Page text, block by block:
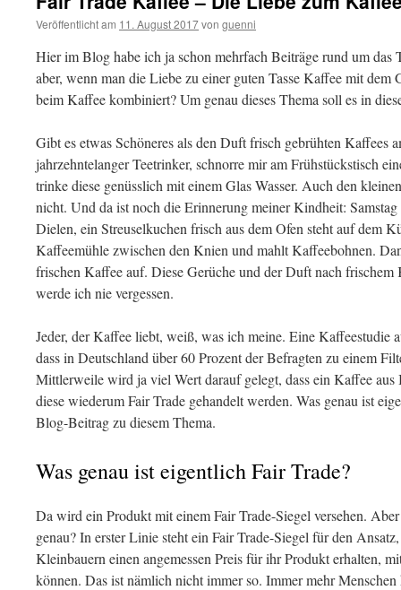
Veröffentlicht am 11. August 2017von guenni
Hier im Blog habe ich ja schon mehrfach Beiträge rund um das
aber, wenn man die Liebe zu einer guten Tasse Kaffee mit dem
beim Kaffee kombiniert? Um genau dieses Thema soll es in
Gibt es etwas Schöneres als den Duft frisch gebrühten Kaffees
jahrzehntelanger Teetrinker, schnorre mir am Frühstückstisch
trinke diese genüsslich mit einem Glas Wasser. Auch den
nicht. Und da ist noch die Erinnerung meiner Kindheit:
Dielen, ein Streuselkuchen frisch aus dem Ofen steht auf dem
Kaffeemühle zwischen den Knien und mahlt Kaffeebohnen.
frischen Kaffee auf. Diese Gerüche und der Duft nach
werde ich nie vergessen.
Jeder, der Kaffee liebt, weiß, was ich meine. Eine Kaffeestudie
dass in Deutschland über 60 Prozent der Befragten zu einem
Mittlerweile wird ja viel Wert darauf gelegt, dass ein Kaffee
diese wiederum Fair Trade gehandelt werden. Was genau ist
Blog-Beitrag zu diesem Thema.
Was genau ist eigentlich Fair Trade?
Da wird ein Produkt mit einem Fair Trade-Siegel versehen.
genau? In erster Linie steht ein Fair Trade-Siegel für den
Kleinbauern einen angemessen Preis für ihr Produkt erhalten,
können. Das ist nämlich nicht immer so. Immer mehr